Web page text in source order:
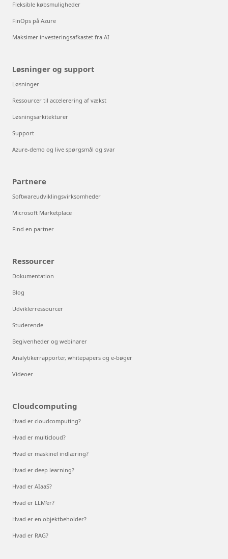
Fleksible købsmuligheder
FinOps på Azure
Maksimer investeringsafkastet fra AI
Løsninger og support
Løsninger
Ressourcer til accelerering af vækst
Løsningsarkitekturer
Support
Azure-demo og live spørgsmål og svar
Partnere
Softwareudviklingsvirksomheder
Microsoft Marketplace
Find en partner
Ressourcer
Dokumentation
Blog
Udviklerressourcer
Studerende
Begivenheder og webinarer
Analytikerrapporter, whitepapers og e-bøger
Videoer
Cloudcomputing
Hvad er cloudcomputing?
Hvad er multicloud?
Hvad er maskinel indlæring?
Hvad er deep learning?
Hvad er AIaaS?
Hvad er LLM'er?
Hvad er en objektbeholder?
Hvad er RAG?